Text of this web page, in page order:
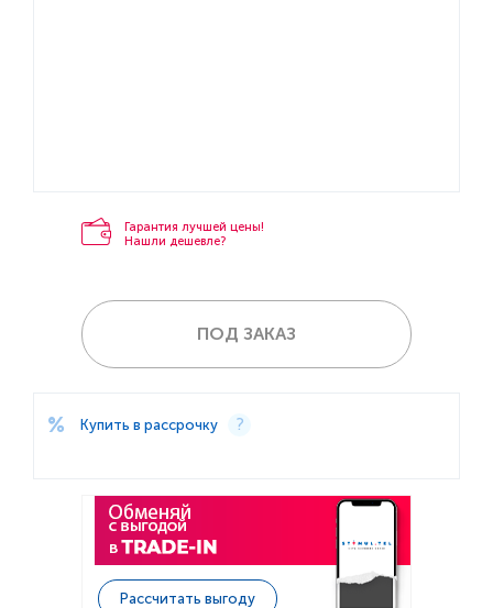
Гарантия лучшей цены!
Нашли дешевле?
ПОД ЗАКАЗ
Купить в рассрочку
Рассчитать выгоду